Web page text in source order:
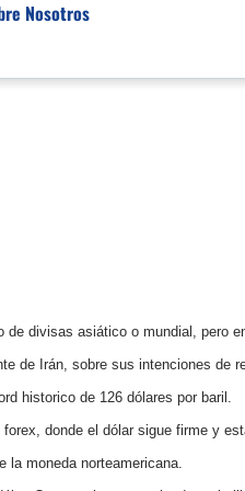
Mercado de Acciones
Nosotros
divisas asiático o mundial, pero
de Irán, sobre sus intenciones de
historico de 126 dólares por baril.
donde el dólar sigue firme y
la moneda norteamericana.